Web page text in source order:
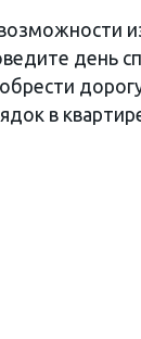
день
в